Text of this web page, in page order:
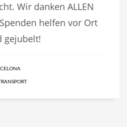
Wir danken ALLEN
helfen vor Ort
gejubelt!